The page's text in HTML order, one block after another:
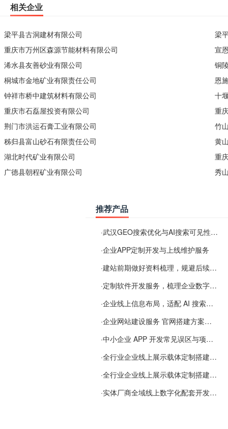
相关企业
梁平县古洞建材有限公司
重庆市万州区森源节能材料有限公司
浠水县友善砂业有限公司
桐城市金地矿业有限责任公司
钟祥市桥中建筑材料有限公司
重庆市石磊屋投资有限公司
荆门市洪运石膏工业有限公司
秭归县富山砂石有限责任公司
湖北时代矿业有限公司
广德县朝程矿业有限公司
梁
宣
铜
恩
十
重
竹
黄
重
秀
推荐产品
·武汉GEO搜索优化与AI搜索可见性服务
·企业APP定制开发与上线维护服务
·建站前期做好资料梳理，规避后续各类使用难题
·定制软件开发服务，梳理企业数字化落地常见难点
·企业线上信息布局，适配 AI 搜索需要留意这些要点
·企业网站建设服务 官网搭建方案经验分享
·中小企业 APP 开发常见误区与项目规划实用经验
·全行业企业线上展示载体定制搭建服务
·全行业企业线上展示载体定制搭建服务
·实体厂商全域线上数字化配套开发与地域检索优化服务